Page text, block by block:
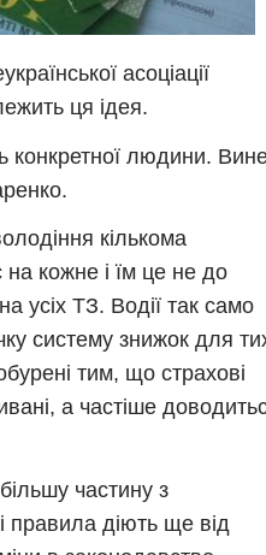
асоціації
ця ідея.
конкретної людини.
кількома
кожне і їм це не до
усіх ТЗ. Водії так само
систему знижок для
тим, що страхові
а частіше
частину з
правила діють ще від